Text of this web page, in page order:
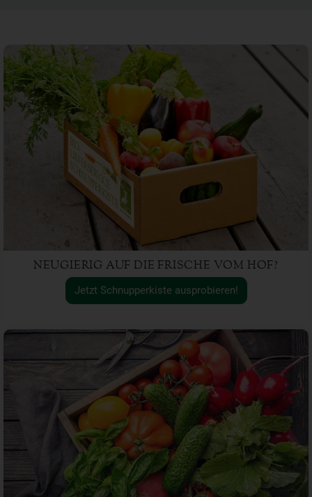
NEUGIERIG AUF DIE FRISCHE VOM HOF?
Jetzt Schnupperkiste ausprobieren!